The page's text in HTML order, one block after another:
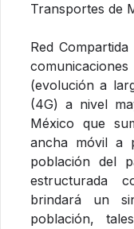
Transportes de
Red
(evolución a
(4G) a nivel
México que
ancha móvil a
población del
estructurada
brindará un
población,